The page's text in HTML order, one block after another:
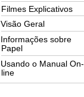
Filmes Explicativos
Visão Geral
Informações sobre
Papel
Usando o Manual On-
line